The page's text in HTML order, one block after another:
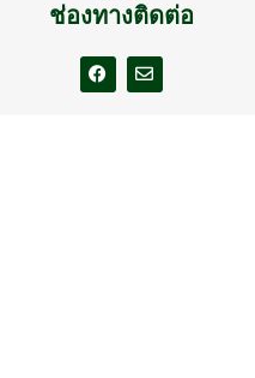
ช่องทางติดต่อ